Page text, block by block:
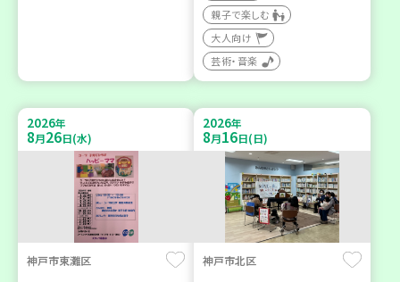
親子で楽しむ
大人向け
芸術・音楽
2026年
8月26日(水)
神戸市東灘区
2026年
8月16日(日)
神戸市北区